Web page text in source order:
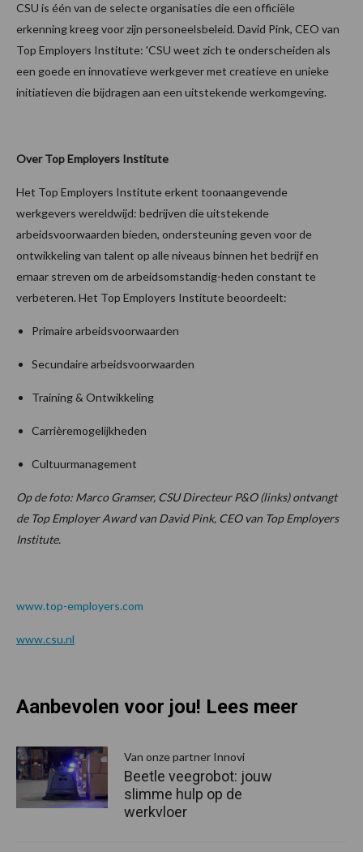
CSU is één van de selecte organisaties die een officiële
erkenning kreeg voor zijn personeelsbeleid. David Pink, CEO van
Top Employers Institute: 'CSU weet zich te onderscheiden als
een goede en innovatieve werkgever met creatieve en unieke
initiatieven die bijdragen aan een uitstekende werkomgeving.
Over Top Employers Institute
Het Top Employers Institute erkent toonaangevende
werkgevers wereldwijd: bedrijven die uitstekende
arbeidsvoorwaarden bieden, ondersteuning geven voor de
ontwikkeling van talent op alle niveaus binnen het bedrijf en
ernaar streven om de arbeidsomstandig-heden constant te
verbeteren. Het Top Employers Institute beoordeelt:
Primaire arbeidsvoorwaarden
Secundaire arbeidsvoorwaarden
Training & Ontwikkeling
Carrièremogelijkheden
Cultuurmanagement
Op de foto: Marco Gramser, CSU Directeur P&O (links) ontvangt
de Top Employer Award van David Pink, CEO van Top Employers
Institute.
www.top-employers.com
www.csu.nl
Aanbevolen voor jou! Lees meer
Van onze partner Innovi
Beetle veegrobot: jouw
slimme hulp op de
werkvloer